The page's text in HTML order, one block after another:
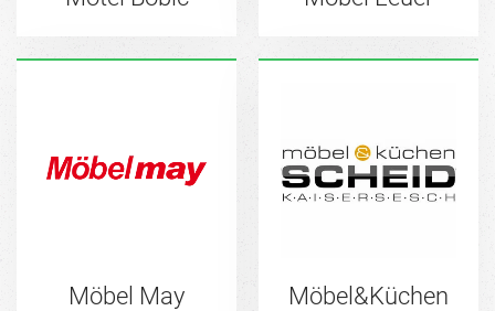
Möbel May
Möbel&Küchen